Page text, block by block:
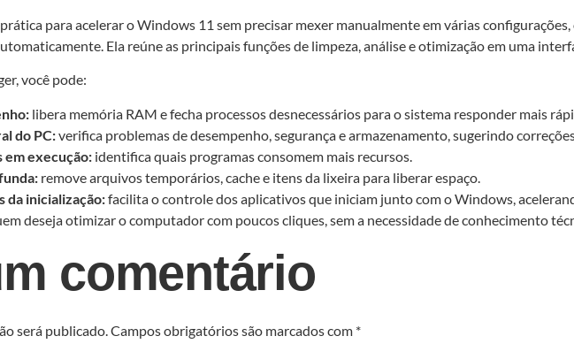
para acelerar o Windows 11 sem precisar mexer manualmente em várias
Ela reúne as principais funções de limpeza, análise e otimização em uma
você pode:
libera memória RAM e fecha processos desnecessários para o sistema responder mais
do PC:verifica problemas de desempenho, segurança e armazenamento, sugerindo
execução: identifica quais programas consomem mais recursos.
remove arquivos temporários, cache e itens da lixeira para liberar espaço.
da inicialização:facilita o controle dos aplicativos que iniciam junto com o Windows,
deseja otimizar o computador com poucos cliques, sem a necessidade de conhecimento
comentário
será publicado.Campos obrigatórios são marcados com *